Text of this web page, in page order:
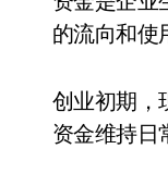
的流向和使
创业初期，
资金维持日